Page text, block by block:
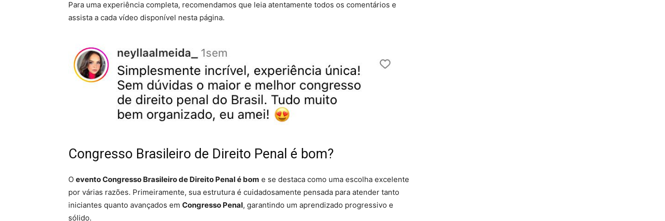
Para uma experiência completa, recomendamos que leia atentamente todos os comentários e
assista a cada vídeo disponível nesta página.
Congresso Brasileiro de Direito Penal é bom?
O evento Congresso Brasileiro de Direito Penal é bom e se destaca como uma escolha excelente
por várias razões. Primeiramente, sua estrutura é cuidadosamente pensada para atender tanto
iniciantes quanto avançados em Congresso Penal, garantindo um aprendizado progressivo e
sólido.